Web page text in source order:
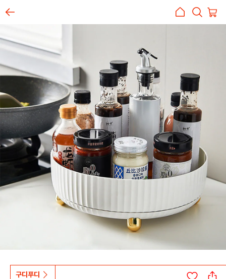
구디푸디